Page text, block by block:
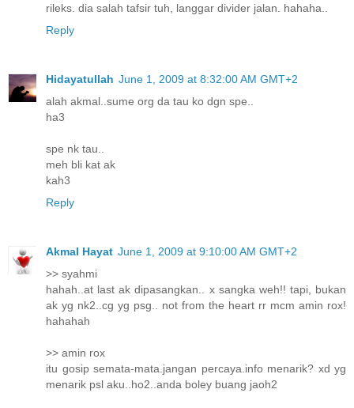
rileks. dia salah tafsir tuh, langgar divider jalan. hahaha..
Reply
Hidayatullah June 1, 2009 at 8:32:00 AM GMT+2
alah akmal..sume org da tau ko dgn spe..
ha3
spe nk tau..
meh bli kat ak
kah3
Reply
Akmal Hayat June 1, 2009 at 9:10:00 AM GMT+2
>> syahmi
hahah..at last ak dipasangkan.. x sangka weh!! tapi, bukan
ak yg nk2..cg yg psg.. not from the heart rr mcm amin rox!
hahahah
>> amin rox
itu gosip semata-mata.jangan percaya.info menarik? xd yg
menarik psl aku..ho2..anda boley buang jaoh2